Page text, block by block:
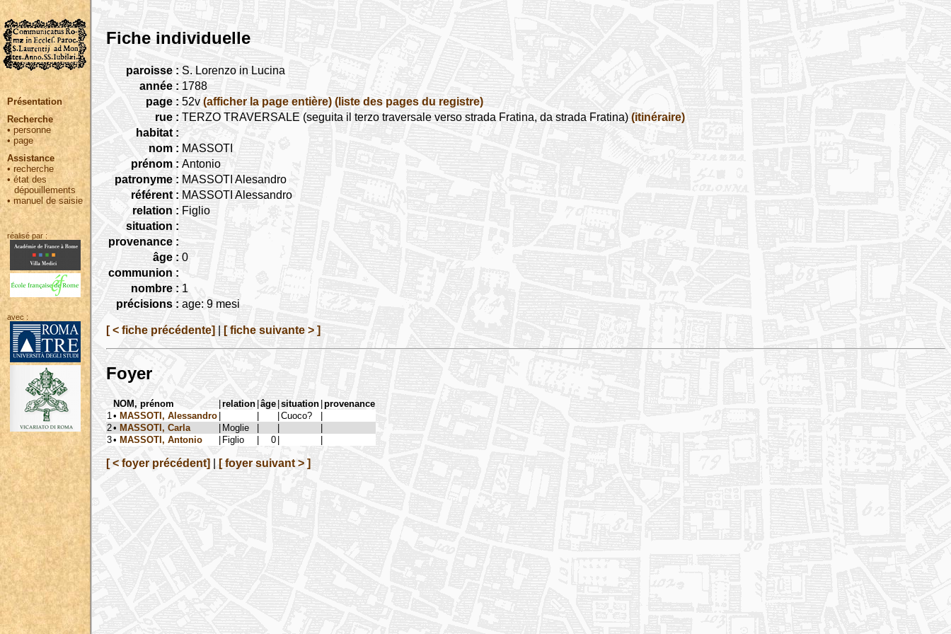
Présentation
Recherche
• personne
•page
Assistance
• recherche
•état des
dépouillements
•manuel de saisie
réalisé par :
avec :
Fiche individuelle
paroisse : S. Lorenzo in Lucina
année : 1788
page : 52v (afficher la page entière) (liste des pages du registre)
rue : TERZO TRAVERSALE (seguita il terzo traversale verso strada Fratina, da strada Fratina) (itinéraire)
habitat :
nom : MASSOTI
prénom : Antonio
patronyme : MASSOTI Alesandro
référent : MASSOTI Alessandro
relation : Figlio
situation :
provenance :
âge : 0
communion :
nombre : 1
précisions : age: 9 mesi
[ < fiche précédente] [ fiche suivante > ]
Foyer
NOM, prénom |relation |âge |situation |provenance
1 • MASSOTI, Alessandro | | |Cuoco?
|
2• MASSOTI, Carla | Moglie | |
|
3• MASSOTI, Antonio | Figlio | 0 | |
[ < foyer précédent] [ foyer suivant > ]